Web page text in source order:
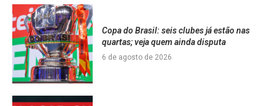
Copa do Brasil: seis clubes já estão nas
quartas; veja quem ainda disputa
6 de agosto de 2026